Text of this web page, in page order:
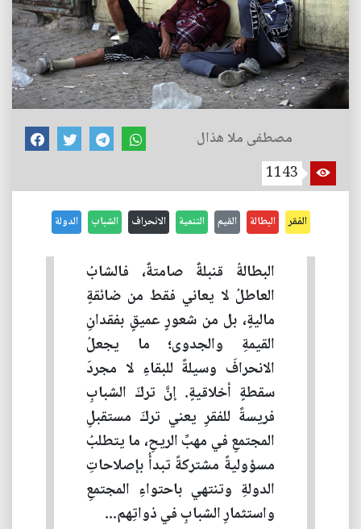
مصطفى ملا هذال
1143
الفقر البطالة القيم التنمية الانحراف الشباب الدولة
البطالةُ قنبلةٌ صامتةٌ، فالشابُ
العاطلُ لا يعاني فقط من ضائقةٍ
ماليةٍ، بل من شعورٍ عميقٍ بفقدانِ
القيمةِ والجدوى؛ ما يجعلُ
الانحرافَ وسيلةً للبقاءِ لا مجردَ
سقطةٍ أخلاقيةٍ. إنَّ تركَ الشبابِ
فريسةً للفقرِ يعني تركَ مستقبلِ
المجتمعِ في مهبِّ الريحِ، ما يتطلبُ
مسؤوليةً مشتركةً تبدأُ بإصلاحاتِ
الدولةِ وتنتهي باحتواءِ المجتمعِ
واستثمارِ الشبابِ في ذواتِهم...